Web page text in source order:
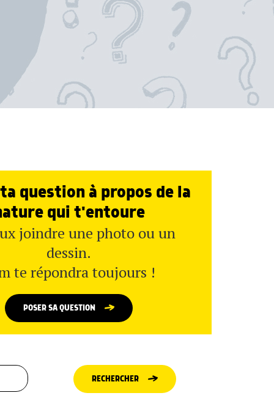
question à propos de la
qui t'entoure
joindre une photo ou un
dessin.
te répondra toujours !
POSER SA QUESTION
RECHERCHER